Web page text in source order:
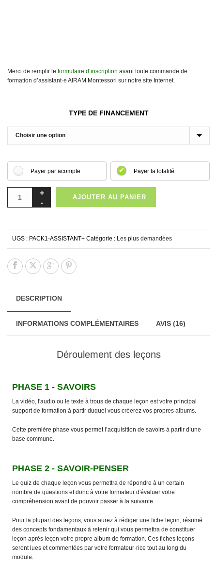
Merci de remplir le formulaire d’inscription avant toute commande de
formation d’assistant·e AIRAM Montessori sur notre site Internet.
TYPE DE FINANCEMENT
Payer par acompte Payer la totalité
AJOUTER AU PANIER
UGS : PACK1-ASSISTANT+ Catégorie : Les plus demandées
DESCRIPTION
INFORMATIONS COMPLÉMENTAIRES AVIS (16)
Déroulement des leçons
PHASE 1 - SAVOIRS
La vidéo, l'audio ou le texte à trous de chaque leçon est votre principal
support de formation à partir duquel vous créerez vos propres albums.
Cette première phase vous permet l’acquisition de savoirs à partir d’une
base commune.
PHASE 2 - SAVOIR-PENSER
Le quiz de chaque leçon vous permettra de répondre à un certain
nombre de questions et donc à votre formateur d'évaluer votre
compréhension avant de pouvoir passer à la suivante.
Pour la plupart des leçons, vous aurez à rédiger une fiche leçon, résumé
des concepts fondamentaux à retenir qui vous permettra de constituer
leçon après leçon votre propre album de formation. Ces fiches leçons
seront lues et commentées par votre formateur·rice tout au long du
module.